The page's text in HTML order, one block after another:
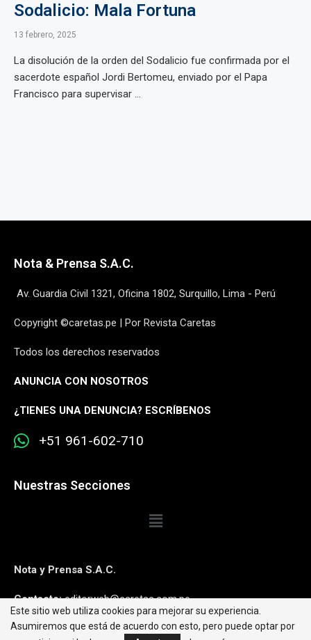
Sodalicio: Mala Fortuna
13 febrero, 2025
La disolución de la orden del Sodalicio fue confirmada por el
sacerdote español Jordi Bertomeu, enviado por el Papa
Francisco para supervisar ...
Nota & Prensa S.A.C.
Av. Guardia Civil 1321, Oficina 1802, Surquillo, Lima - Perú
Copyright ©caretas.pe | Por Revista Caretas
Todos los derechos reservados
ANUNCIA CON NOSOTROS
¿TIENES UNA DENUNCIA? ESCRÍBENOS
+51 961-602-710
Nuestras Secciones
Nota y Prensa S.A.C.
Contacto:editorweb@caretas.com.pe
Síguenos:
Este sitio web utiliza cookies para mejorar su experiencia.
Asumiremos que está de acuerdo con esto, pero puede optar por